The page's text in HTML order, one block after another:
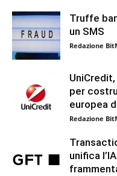
Truffe
un SMS
Redazione
per
europea
Redazione
unifica